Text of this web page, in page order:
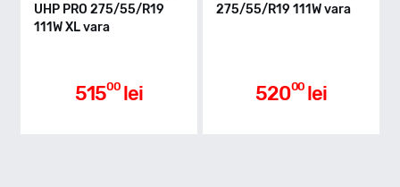
C
UHP PRO 275/55/R19
111W XL vara
51500 lei
275/55/R19 111W vara
52000 lei